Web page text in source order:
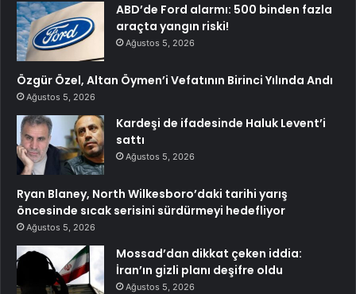
ABD’de Ford alarmı: 500 binden fazla
araçta yangın riski!
Ağustos 5, 2026
Özgür Özel, Altan Öymen’i Vefatının Birinci Yılında Andı
Ağustos 5, 2026
Kardeşi de ifadesinde Haluk Levent’i
sattı
Ağustos 5, 2026
Ryan Blaney, North Wilkesboro’daki tarihi yarış
öncesinde sıcak serisini sürdürmeyi hedefliyor
Ağustos 5, 2026
Mossad’dan dikkat çeken iddia:
İran’ın gizli planı deşifre oldu
Ağustos 5, 2026